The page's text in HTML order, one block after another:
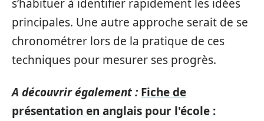
s’habituer à identifier rapidement les idées
principales. Une autre approche serait de se
chronométrer lors de la pratique de ces
techniques pour mesurer ses progrès.
A découvrir également : Fiche de
présentation en anglais pour l'école :